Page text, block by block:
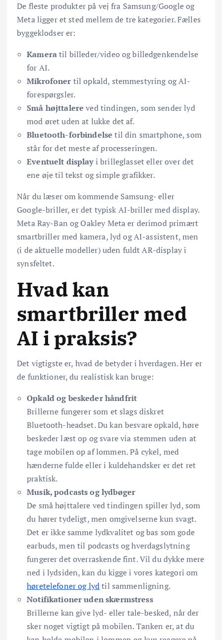
De fleste produkter på vej fra Samsung/Google og
Meta ligger et sted mellem de tre kategorier. Fælles
byggeklodser er:
Kameratil billeder/video og billedgenkendelse
for AI.
Mikrofoner til opkald, stemmestyring og AI-
forespørgsler.
Små højttalere ved tindingen, som sender lyd
mod øret uden at lukke det af.
Bluetooth-forbindelse til din smartphone, som
står for det meste af processeringen.
Eventuelt displayi brilleglasset eller over det
ene øje til tekst og simple grafikker.
Når du læser om kommende Samsung- eller
Google-briller, er det typisk AI-briller med display.
Meta Ray-Ban og Oakley Meta er derimod primært
smartbriller med kamera, lyd og AI-assistent, men
(i de aktuelle modeller) uden fuldt AR-display i
synsfeltet.
Hvad kan
smartbriller med
AI i praksis?
Det vigtigste er, hvad de betyder i hverdagen. Her er
de funktioner, du realistisk kan bruge:
Opkald og beskeder håndfrit
Brillerne fungerer som et slags diskret
Bluetooth-headset. Du kan besvare opkald, høre
beskeder læst op og svare via stemmen uden at
tage mobilen op af lommen. På cykel, med
hænderne fulde eller i kuldehandsker er det ret
praktisk.
Musik, podcasts og lydbøger
De små højttalere ved tindingen spiller lyd, som
du hører tydeligt, men omgivelserne kun svagt.
Det er ikke samme lydkvalitet og bas som gode
earbuds, men til podcasts og hverdagslytning
fungerer det overraskende fint. Vil du dykke mere
ned i lydsiden, kan du kigge i vores kategori om
høretelefoner og lydtil sammenligning.
Notifikationer uden skærmstress
Brillerne kan give lyd- eller tale-besked, når der
sker noget vigtigt på mobilen. Tanken er, at du